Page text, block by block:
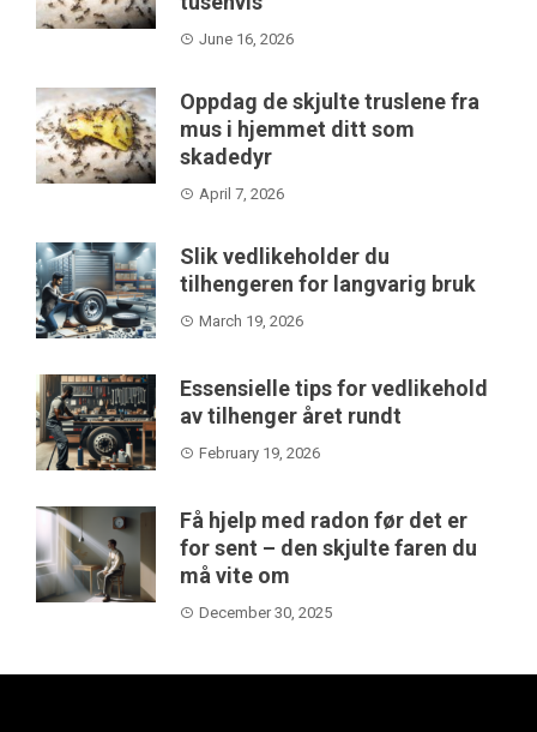
June 16, 2026
Oppdag de skjulte truslene fra
mus i hjemmet ditt som
skadedyr
April 7, 2026
Slik vedlikeholder du
tilhengeren for langvarig bruk
March 19, 2026
Essensielle tips for vedlikehold
av tilhenger året rundt
February 19, 2026
Få hjelp med radon før det er
for sent – den skjulte faren du
må vite om
December 30, 2025